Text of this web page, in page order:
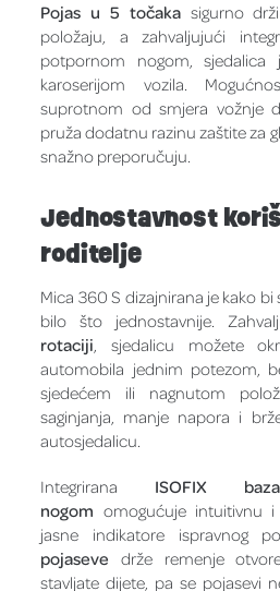
Pojas u 5 točakasigurno
položaju, a zahvaljujući
potpornom nogom,
karoserijom vozila.
suprotnom od smjera vožnje
pruža dodatnu razinu zaštite za
snažno preporučuju.
Jednostavnost
roditelje
Mica 360 S dizajnirana je kako
bilo što jednostavnije.
rotaciji , sjedalicu možete
automobila jednim potezom,
sjedećem ili nagnutom
saginjanja, manje napora i
autosjedalicu.
Integrirana ISOFIX
nogom omogućuje intuitivnu
jasne indikatore ispravnog
pojaseve drže remenje
stavljate dijete, pa se pojasevi